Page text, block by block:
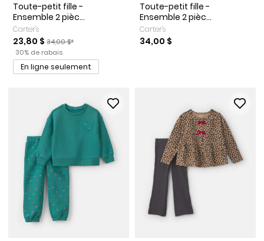
Toute-petit fille -
Ensemble 2 pièc...
Carter's
Prix de solde
23,80 $ Prix ​​de détail suggéré par le fabricant
34,00 $*
Pourcentage de rabais
30% de rabais
En ligne seulement
Toute-petit fille -
Ensemble 2 pièc...
Carter's
34,00 $